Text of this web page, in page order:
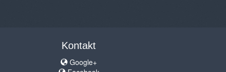
Kontakt
Google+